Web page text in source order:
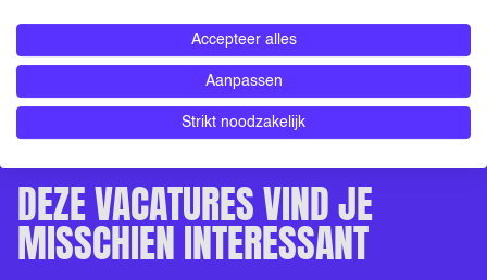
DEZE VACATURES VIND JE
MISSCHIEN INTERESSANT
Accepteer alles
Aanpassen
Strikt noodzakelijk